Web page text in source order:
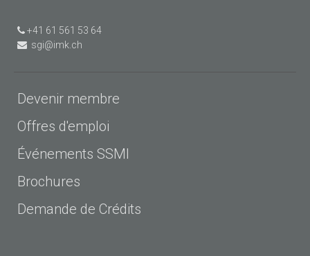
+41 61 561 53 64
sgi@imk.ch
Devenir membre
Offres d'emploi
Événements SSMI
Brochures
Demande de Crédits